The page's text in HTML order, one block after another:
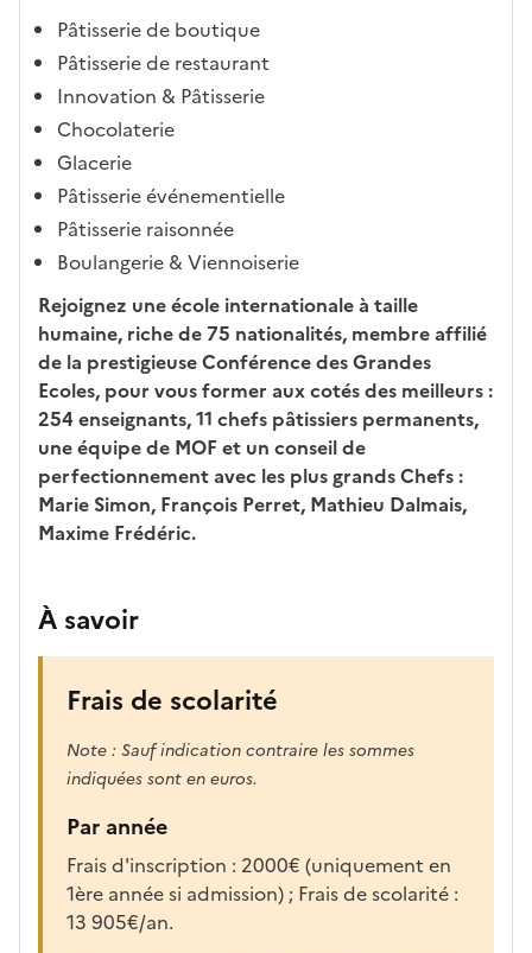
p
a
g
e
s
e
r
a
a
e
r
a
Pâtisserie de boutique
Pâtisserie de restaurant
Innovation & Pâtisserie
Chocolaterie
Glacerie
Pâtisserie événementielle
Pâtisserie raisonnée
Boulangerie & Viennoiserie
Rejoignez une école internationale à taille
humaine, riche de 75 nationalités, membre affilié
de la prestigieuse Conférence des Grandes
Ecoles, pour vous former aux cotés des meilleurs :
254 enseignants, 11 chefs pâtissiers permanents,
une équipe de MOF et un conseil de
perfectionnement avec les plus grands Chefs :
Marie Simon, François Perret, Mathieu Dalmais,
Maxime Frédéric.
À savoir
Frais de scolarité
Note : Sauf indication contraire les sommes
indiquées sont en euros.
Par année
Frais d'inscription : 2000€ (uniquement en
1ère année si admission) ; Frais de scolarité :
13 905€/an.